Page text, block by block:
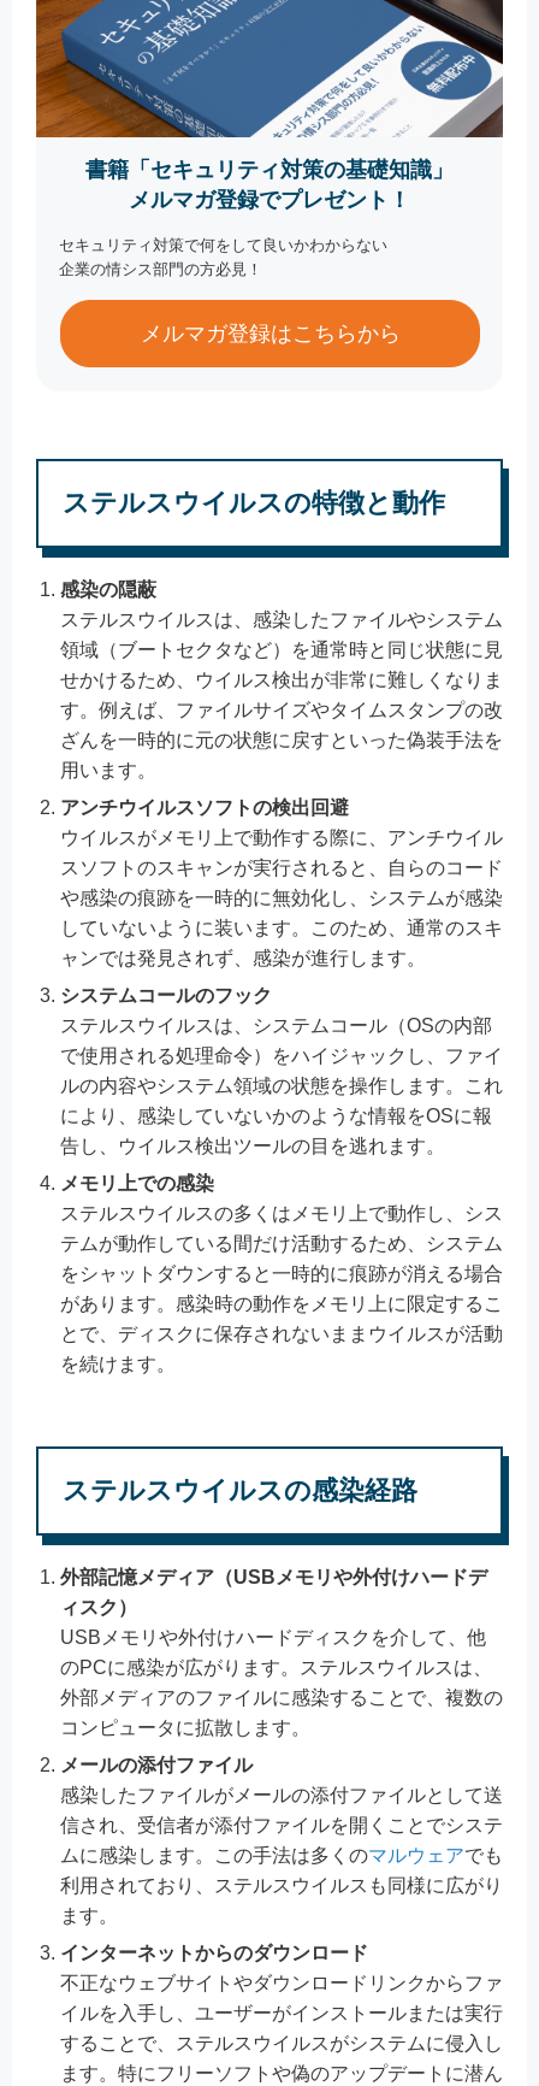
書籍「セキュリティ対策の基礎知識」
メルマガ登録でプレゼント！
セキュリティ対策で何をして良いかわからない
企業の情シス部門の方必見！
メルマガ登録はこちらから
ステルスウイルスの特徴と動作
感染の隠蔽
ステルスウイルスは、感染したファイルやシステム
領域（ブートセクタなど）を通常時と同じ状態に見
せかけるため、ウイルス検出が非常に難しくなりま
す。例えば、ファイルサイズやタイムスタンプの改
ざんを一時的に元の状態に戻すといった偽装手法を
用います。
アンチウイルスソフトの検出回避
ウイルスがメモリ上で動作する際に、アンチウイル
スソフトのスキャンが実行されると、自らのコード
や感染の痕跡を一時的に無効化し、システムが感染
していないように装います。このため、通常のスキ
ャンでは発見されず、感染が進行します。
システムコールのフック
ステルスウイルスは、システムコール（OSの内部
で使用される処理命令）をハイジャックし、ファイ
ルの内容やシステム領域の状態を操作します。これ
により、感染していないかのような情報をOSに報
告し、ウイルス検出ツールの目を逃れます。
メモリ上での感染
ステルスウイルスの多くはメモリ上で動作し、シス
テムが動作している間だけ活動するため、システム
をシャットダウンすると一時的に痕跡が消える場合
があります。感染時の動作をメモリ上に限定するこ
とで、ディスクに保存されないままウイルスが活動
を続けます。
ステルスウイルスの感染経路
外部記憶メディア（USBメモリや外付けハードデ
ィスク）
USBメモリや外付けハードディスクを介して、他
のPCに感染が広がります。ステルスウイルスは、
外部メディアのファイルに感染することで、複数の
コンピュータに拡散します。
メールの添付ファイル
感染したファイルがメールの添付ファイルとして送
信され、受信者が添付ファイルを開くことでシステ
ムに感染します。この手法は多くのマルウェアでも
利用されており、ステルスウイルスも同様に広がり
ます。
インターネットからのダウンロード
不正なウェブサイトやダウンロードリンクからファ
イルを入手し、ユーザーがインストールまたは実行
することで、ステルスウイルスがシステムに侵入し
ます。特にフリーソフトや偽のアップデートに潜ん